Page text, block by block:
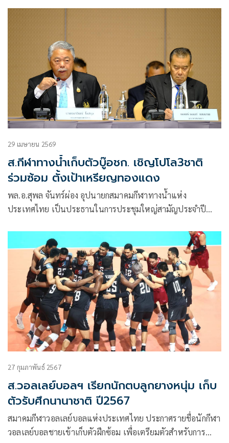
29 เมษายน 2569
ส.กีฬาทางน้ำเก็บตัวบู๊อชก. เชิญโปโล3ชาติ
ร่วมซ้อม ตั้งเป้าเหรียญทองแดง
พล.อ.สุพล จันทร์ผ่อง อุปนายกสมาคมกีฬาทางน้ำแห่ง
ประเทศไทย เป็นประธานในการประชุมใหญ่สามัญประจำปี
เวนชั่น เมื่อวันที่ 27 เมษายน
27 กุมภาพันธ์ 2567
ส.วอลเลย์บอลฯ เรียกนักตบลูกยางหนุ่ม เก็บ
ตัวรับศึกนานาชาติ ปี2567
สมาคมกีฬาวอลเลย์บอลแห่งประเทศไทย ประกาศรายชื่อนักกีฬา
วอลเลย์บอลชายเข้าเก็บตัวฝึกซ้อม เพื่อเตรียมตัวสำหรับการ